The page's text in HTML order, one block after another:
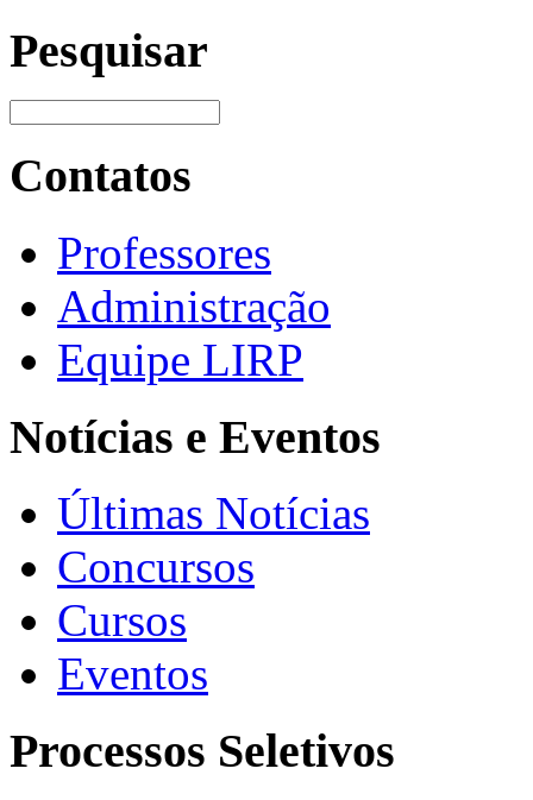
Pesquisar
Contatos
Professores
Administração
Equipe LIRP
Notícias e Eventos
Últimas Notícias
Concursos
Cursos
Eventos
Processos Seletivos